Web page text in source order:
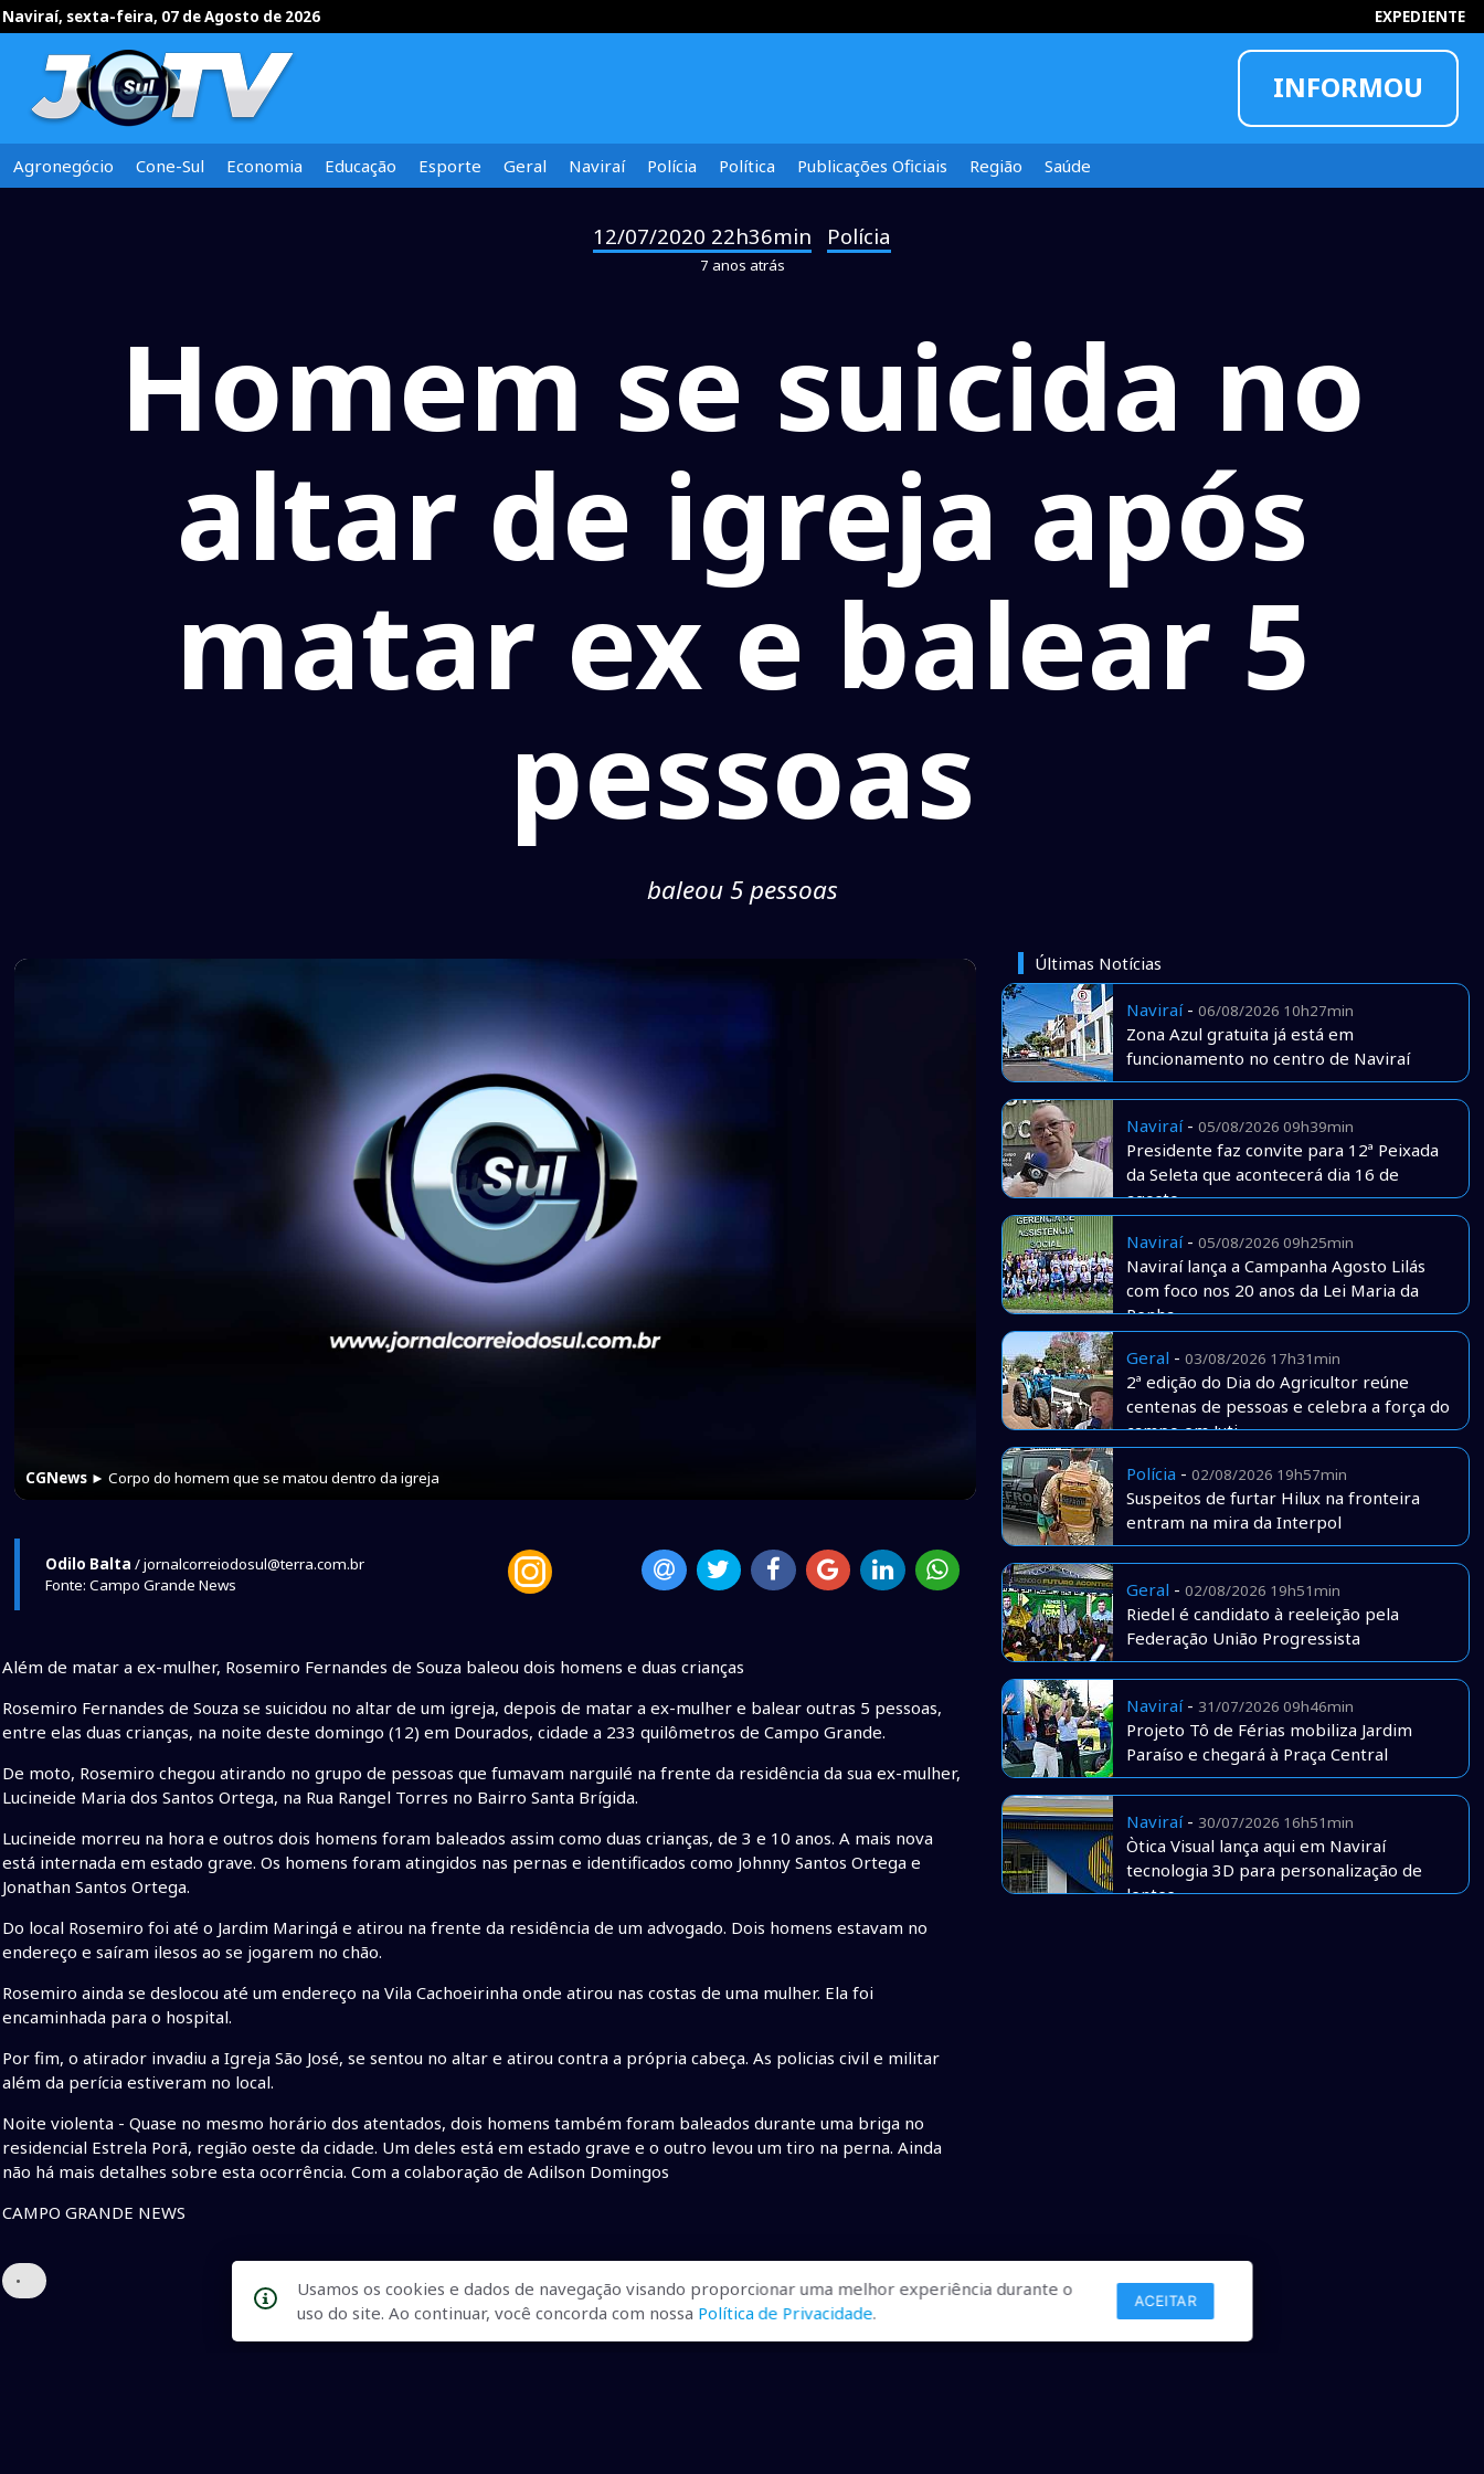
Naviraí, sexta-feira, 07 de Agosto de 2026 EXPEDIENTE
INFORMOU
Agronegócio Cone-Sul Economia Educação Esporte Geral Naviraí Polícia Política Publicações Oficiais Região Saúde
12/07/2020 22h36min Polícia
7 anos atrás
Homem se suicida no
altar de igreja após
matar ex e balear 5
pessoas
baleou 5 pessoas
CGNews ► Corpo do homem que se matou dentro da igreja
Odilo Balta / jornalcorreiodosul@terra.com.br
Fonte: Campo Grande News
Além de matar a ex-mulher, Rosemiro Fernandes de Souza baleou dois homens e duas crianças
Rosemiro Fernandes de Souza se suicidou no altar de um igreja, depois de matar a ex-mulher e balear outras 5 pessoas,
entre elas duas crianças, na noite deste domingo (12) em Dourados, cidade a 233 quilômetros de Campo Grande.
De moto, Rosemiro chegou atirando no grupo de pessoas que fumavam narguilé na frente da residência da sua ex-mulher,
Lucineide Maria dos Santos Ortega, na Rua Rangel Torres no Bairro Santa Brígida.
Lucineide morreu na hora e outros dois homens foram baleados assim como duas crianças, de 3 e 10 anos. A mais nova
está internada em estado grave. Os homens foram atingidos nas pernas e identificados como Johnny Santos Ortega e
Jonathan Santos Ortega.
Do local Rosemiro foi até o Jardim Maringá e atirou na frente da residência de um advogado. Dois homens estavam no
endereço e saíram ilesos ao se jogarem no chão.
Rosemiro ainda se deslocou até um endereço na Vila Cachoeirinha onde atirou nas costas de uma mulher. Ela foi
encaminhada para o hospital.
Por fim, o atirador invadiu a Igreja São José, se sentou no altar e atirou contra a própria cabeça. As policias civil e militar
além da perícia estiveram no local.
Noite violenta - Quase no mesmo horário dos atentados, dois homens também foram baleados durante uma briga no
residencial Estrela Porã, região oeste da cidade. Um deles está em estado grave e o outro levou um tiro na perna. Ainda
não há mais detalhes sobre esta ocorrência. Com a colaboração de Adilson Domingos
CAMPO GRANDE NEWS
•
Últimas Notícias
Naviraí- 06/08/2026 10h27min
Zona Azul gratuita já está em
funcionamento no centro de Naviraí
Naviraí- 05/08/2026 09h39min
Presidente faz convite para 12ª Peixada
da Seleta que acontecerá dia 16 de
agosto
Naviraí- 05/08/2026 09h25min
Naviraí lança a Campanha Agosto Lilás
com foco nos 20 anos da Lei Maria da
Penha
Geral - 03/08/2026 17h31min
2ª edição do Dia do Agricultor reúne
centenas de pessoas e celebra a força do
campo em Juti
Polícia - 02/08/2026 19h57min
Suspeitos de furtar Hilux na fronteira
entram na mira da Interpol
Geral - 02/08/2026 19h51min
Riedel é candidato à reeleição pela
Federação União Progressista
Naviraí- 31/07/2026 09h46min
Projeto Tô de Férias mobiliza Jardim
Paraíso e chegará à Praça Central
Naviraí- 30/07/2026 16h51min
Òtica Visual lança aqui em Naviraí
tecnologia 3D para personalização de
lentes
Usamos os cookies e dados de navegação visando proporcionar uma melhor experiência durante o
uso do site. Ao continuar, você concorda com nossa Política de Privacidade.
ACEITAR